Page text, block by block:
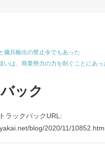
傭兵輸出の禁止令でもあった
いは、商業勢力の力を削ぐことにあ
ック
ラックバックURL:
blog/2020/11/